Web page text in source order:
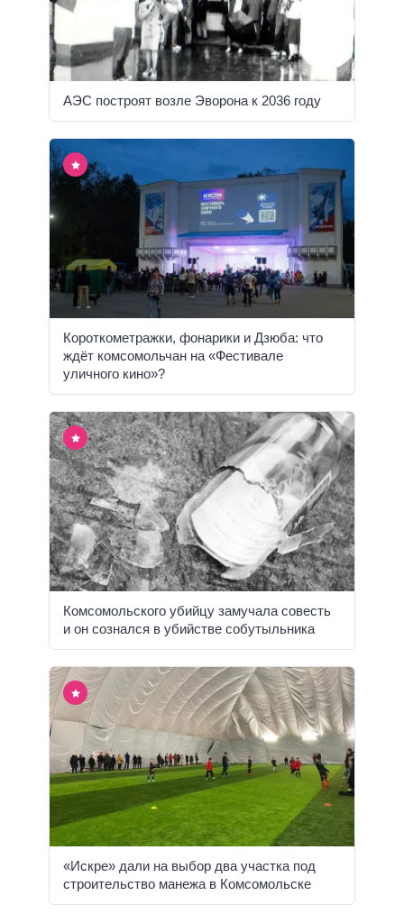
АЭС построят возле Эворона к 2036 году
Короткометражки, фонарики и Дзюба: что
ждёт комсомольчан на «Фестивале
уличного кино»?
Комсомольского убийцу замучала совесть
и он сознался в убийстве собутыльника
«Искре» дали на выбор два участка под
строительство манежа в Комсомольске